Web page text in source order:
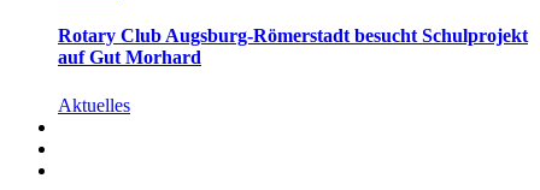
Rotary Club Augsburg-Römerstadt besucht Schulprojekt
auf Gut Morhard
Aktuelles